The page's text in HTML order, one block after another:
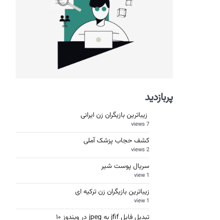
پربازدید
زیباترین بازیگران زن ایرانی
7 views
کشف حجاب پزشک آملی
2 views
سریال پوست شیر
1 view
زیباترین بازیگران زن ترکیه ای
1 view
تبدیل فایل jfif به jpeg در ویندوز ۱۰